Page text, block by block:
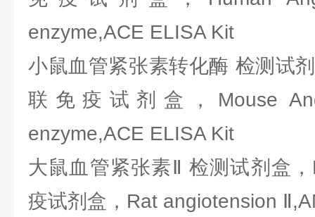
enzyme,ACE ELISA Kit
小鼠血管紧张素转化酶 检测试
联免疫试剂盒，Mouse
enzyme,ACE ELISA Kit
大鼠血管紧张素Ⅱ 检测试剂盒
疫试剂盒，Rat angiotension